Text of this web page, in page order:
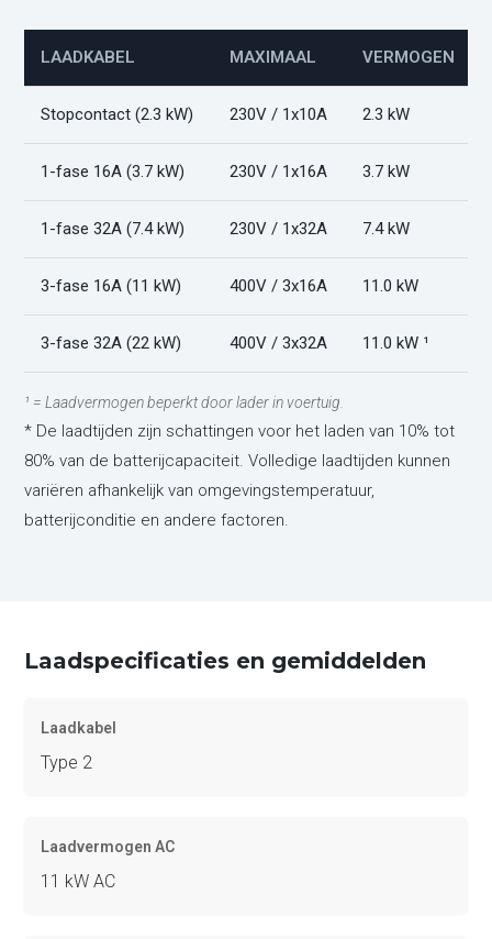
LAADKABEL MAXIMAAL VERMOGEN
Stopcontact (2.3 kW) 230V / 1x10A 2.3 kW
1-fase 16A (3.7 kW) 230V / 1x16A 3.7 kW
1-fase 32A (7.4 kW) 230V / 1x32A 7.4 kW
3-fase 16A (11 kW) 400V / 3x16A 11.0 kW
3-fase 32A (22 kW) 400V / 3x32A 11.0 kW ¹
¹ = Laadvermogen beperkt door lader in voertuig.
* De laadtijden zijn schattingen voor het laden van 10% tot
80% van de batterijcapaciteit. Volledige laadtijden kunnen
variëren afhankelijk van omgevingstemperatuur,
batterijconditie en andere factoren.
Laadspecificaties en gemiddelden
Laadkabel
Type 2
Laadvermogen AC
11 kW AC